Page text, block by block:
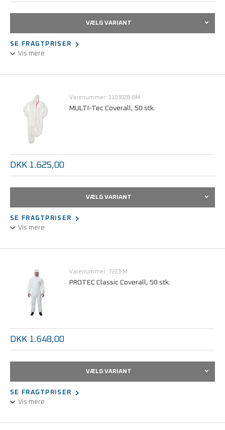
VÆLG VARIANT
SE FRAGTPRISER
Vis mere
Velegnet som besøgsoverall eller hvor kun let tilsmudsning kan
forekomme.
Karton med 50 stk.
Varenummer: 1103028-BM
MULTI-Tec Coverall, 50 stk.
DKK 1.625,00
VÆLG VARIANT
SE FRAGTPRISER
Vis mere
Antistatisk jf. EN1149-1.
CE Kat. III Type 5 + 6.
Fås i hvid og blå.
Varenummer: 7223-M
PROTEC Classic Coverall, 50 stk.
DKK 1.648,00
VÆLG VARIANT
SE FRAGTPRISER
Vis mere